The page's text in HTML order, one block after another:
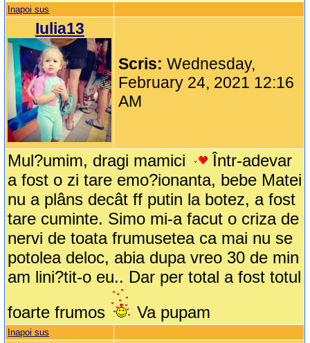
Inapoi sus
Iulia13
Scris:Wednesday,
February 24, 2021 12:16
AM
Mul?umim, dragi mamici
Într-adevar
a fost o zi tare emo?ionanta, bebe Matei
nu a plâns decât ff putin la botez, a fost
tare cuminte. Simo mi-a facut o criza de
nervi de toata frumusetea ca mai nu se
potolea deloc, abia dupa vreo 30 de min
am lini?tit-o eu.. Dar per total a fost totul
foarte frumos
Va pupam
Inapoi sus